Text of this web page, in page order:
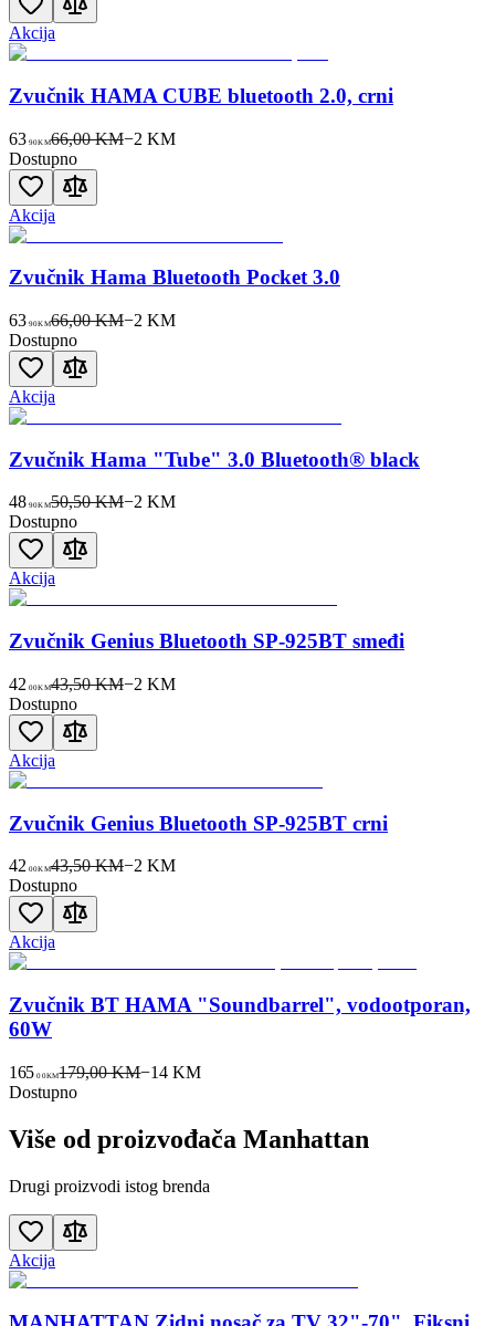
Akcija
Zvučnik HAMA CUBE bluetooth 2.0, crni
63 90KM66,00 KM−2 KM
Dostupno
Akcija
Zvučnik Hama Bluetooth Pocket 3.0
63 90KM66,00 KM−2 KM
Dostupno
Akcija
Zvučnik Hama "Tube" 3.0 Bluetooth® black
48 90KM50,50 KM−2 KM
Dostupno
Akcija
Zvučnik Genius Bluetooth SP-925BT smeđi
42 00KM43,50 KM−2 KM
Dostupno
Akcija
Zvučnik Genius Bluetooth SP-925BT crni
42 00KM43,50 KM−2 KM
Dostupno
Akcija
Zvučnik BT HAMA "Soundbarrel", vodootporan,
60W
165 00KM179,00 KM−14 KM
Dostupno
Više od proizvođača Manhattan
Drugi proizvodi istog brenda
Akcija